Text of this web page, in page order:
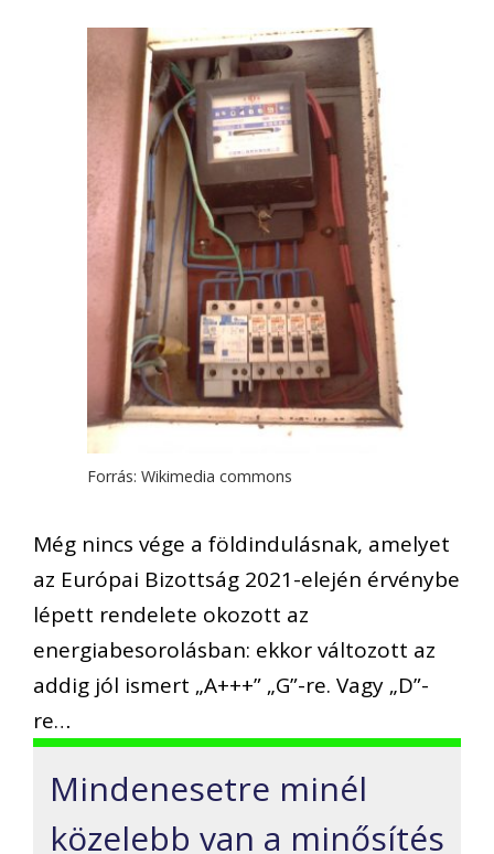
Forrás: Wikimedia commons
Még nincs vége a földindulásnak, amelyet
az Európai Bizottság 2021-elején érvénybe
lépett rendelete okozott az
energiabesorolásban: ekkor változott az
addig jól ismert „A+++” „G”-re. Vagy „D”-
re…
Mindenesetre minél
közelebb van a minősítés